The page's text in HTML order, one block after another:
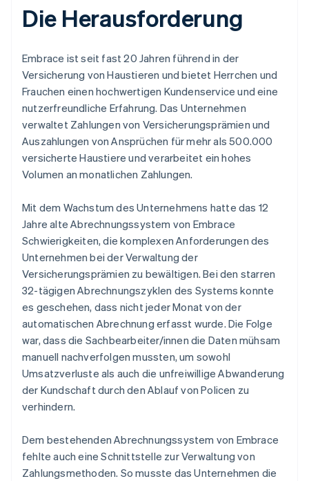
Die Herausforderung
Embrace ist seit fast 20 Jahren führend in der
Versicherung von Haustieren und bietet Herrchen und
Frauchen einen hochwertigen Kundenservice und eine
nutzerfreundliche Erfahrung. Das Unternehmen
verwaltet Zahlungen von Versicherungsprämien und
Auszahlungen von Ansprüchen für mehr als 500.000
versicherte Haustiere und verarbeitet ein hohes
Volumen an monatlichen Zahlungen.
Mit dem Wachstum des Unternehmens hatte das 12
Jahre alte Abrechnungssystem von Embrace
Schwierigkeiten, die komplexen Anforderungen des
Unternehmen bei der Verwaltung der
Versicherungsprämien zu bewältigen. Bei den starren
32-tägigen Abrechnungszyklen des Systems konnte
es geschehen, dass nicht jeder Monat von der
automatischen Abrechnung erfasst wurde. Die Folge
war, dass die Sachbearbeiter/innen die Daten mühsam
manuell nachverfolgen mussten, um sowohl
Umsatzverluste als auch die unfreiwillige Abwanderung
der Kundschaft durch den Ablauf von Policen zu
verhindern.
Dem bestehenden Abrechnungssystem von Embrace
fehlte auch eine Schnittstelle zur Verwaltung von
Zahlungsmethoden. So musste das Unternehmen die